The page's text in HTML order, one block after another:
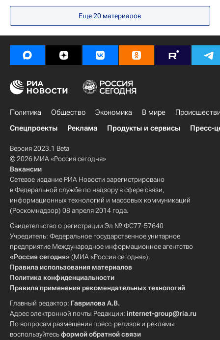
Александр Емельяненко
Бокс
ММА (Смешанные единоборства)
Еще20 материалов
Политика Общество Экономика В мире
Спецпроекты
Реклама Продукты и сервисы Пресс-
Версия 2023.1 Beta
© 2026 МИА «Россия сегодня»
Вакансии
Сетевое издание РИА Новости зарегистрировано
в Федеральной службе по надзору в сфере связи,
информационных технологий и массовых коммуникаций
(Роскомнадзор) 08 апреля 2014 года.
Свидетельство о регистрации Эл № ФС77-57640
Учредитель: Федеральное государственное унитарное
предприятие Международное информационное агентство
«Россия сегодня» (МИА «Россия сегодня»).
Правила использования материалов
Политика конфиденциальности
Правила применения рекомендательных технологий
Главный редактор: Гаврилова А.В.
Адрес электронной почты Редакции: internet-group@ria.ru
По вопросам размещения пресс-релизов и рекламы
воспользуйтесьформой обратной связи